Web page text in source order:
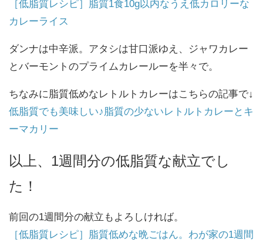
［低脂質レシピ］脂質1食10g以内なうえ低カロリーな
カレーライス
ダンナは中辛派。アタシは甘口派ゆえ、ジャワカレー
とバーモントのプライムカレールーを半々で。
ちなみに脂質低めなレトルトカレーはこちらの記事で↓
低脂質でも美味しい♪脂質の少ないレトルトカレーとキ
ーマカリー
以上、1週間分の低脂質な献立でし
た！
前回の1週間分の献立もよろしければ。
［低脂質レシピ］脂質低めな晩ごはん。わが家の1週間